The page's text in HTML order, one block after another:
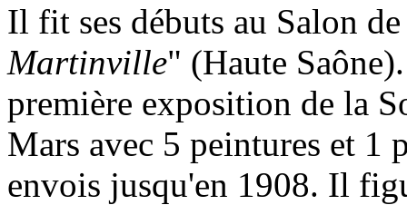
Il fit ses débuts au Salon
Martinville" (Haute
première exposition de la
Mars avec 5 peintures et 1
envois jusqu'en 1908. Il